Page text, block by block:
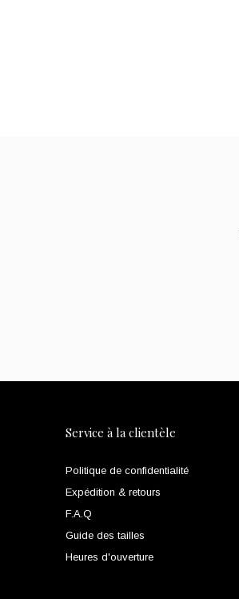
Service à la clientèle
Politique de confidentialité
Expédition & retours
F.A.Q
Guide des tailles
Heures d'ouverture